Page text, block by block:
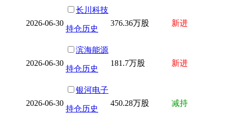
2026-06-30
长川科技
持仓历史
376.36万股 新进
2026-06-30
滨海能源
持仓历史
181.7万股 新进
2026-06-30
银河电子
持仓历史
450.28万股 减持